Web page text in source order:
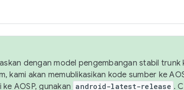
dengan model pengembangan stabil trunk
kami akan memublikasikan kode sumber ke
AOSP, gunakan android-latest-release .